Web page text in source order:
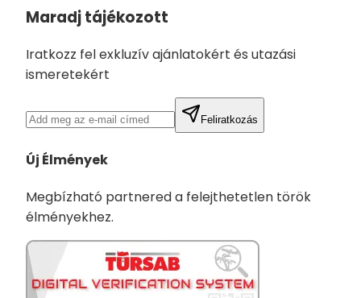
Maradj tájékozott
Iratkozz fel exkluzív ajánlatokért és utazási
ismeretekért
Feliratkozás
Új Élmények
Megbízható partnered a felejthetetlen török
élményekhez.